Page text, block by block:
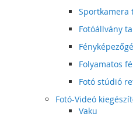
Sportkamera
Fotóállvány
Folyamatos
Fotó stúdió
Fotó-Videó
Vaku